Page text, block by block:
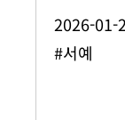
2026-01-
#서예